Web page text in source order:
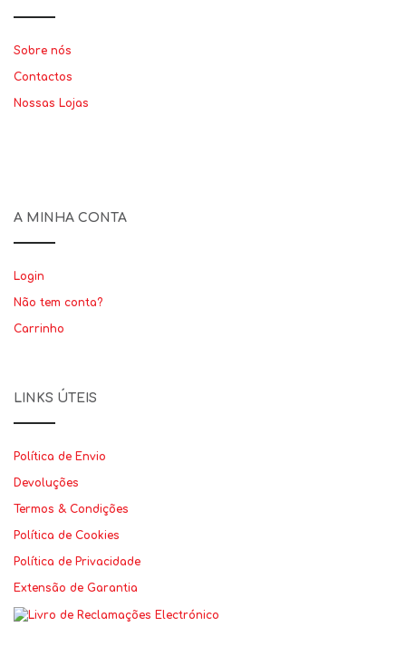
Sobre nós
Contactos
Nossas Lojas
A MINHA CONTA
Login
Não tem conta?
Carrinho
LINKS ÚTEIS
Política de Envio
Devoluções
Termos & Condições
Política de Cookies
Política de Privacidade
Extensão de Garantia